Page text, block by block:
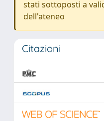
stati sottoposti a
dell'ateneo
Citazioni